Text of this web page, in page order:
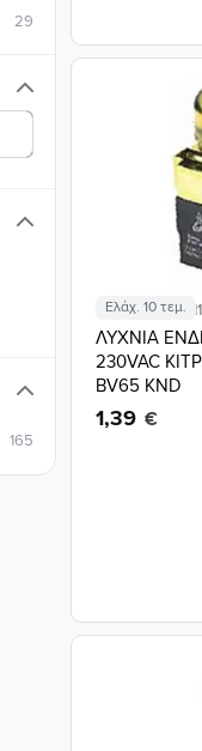
29
165
Κωδικός:
ΛΥΧΝΙΑ
230VAC
BV65 KND
1,39 €
Ελάχ. 10 τεμ.